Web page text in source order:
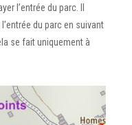
l’entrée du parc. Il
du parc en suivant
se fait uniquement à